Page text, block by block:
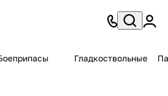
Гладкоствольные